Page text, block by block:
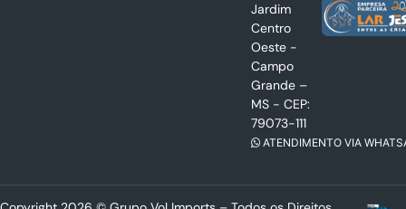
Jardim
Centro
Oeste -
Campo
Grande –
MS - CEP:
79073-111
ATENDIMENTO VIA